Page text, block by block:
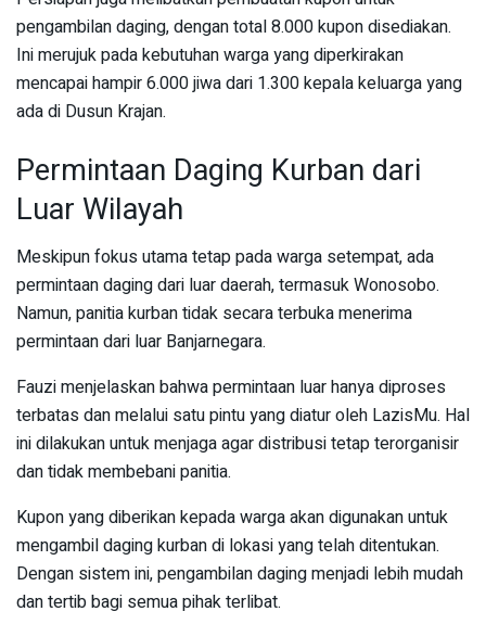
pengambilan daging, dengan total 8.000 kupon disediakan.
Ini merujuk pada kebutuhan warga yang diperkirakan
mencapai hampir 6.000 jiwa dari 1.300 kepala keluarga yang
ada di Dusun Krajan.
Permintaan Daging Kurban dari
Luar Wilayah
Meskipun fokus utama tetap pada warga setempat, ada
permintaan daging dari luar daerah, termasuk Wonosobo.
Namun, panitia kurban tidak secara terbuka menerima
permintaan dari luar Banjarnegara.
Fauzi menjelaskan bahwa permintaan luar hanya diproses
terbatas dan melalui satu pintu yang diatur oleh LazisMu. Hal
ini dilakukan untuk menjaga agar distribusi tetap terorganisir
dan tidak membebani panitia.
Kupon yang diberikan kepada warga akan digunakan untuk
mengambil daging kurban di lokasi yang telah ditentukan.
Dengan sistem ini, pengambilan daging menjadi lebih mudah
dan tertib bagi semua pihak terlibat.